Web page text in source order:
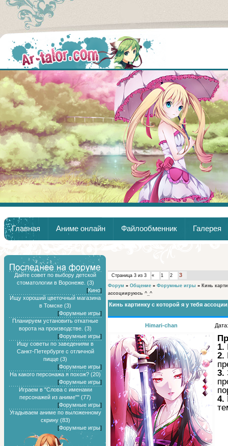
Главная
Аниме
Главная Аниме онлайн Файлообменник Галерея
Дайте совет по выбору детской
стоматологии в Воронеже. (3)
[Кино]
Ищу хороший цветочный магазина
в Томске (3)
[Форумные игры]
Планируем установить откатные
ворота на производстве. (3)
[Форумные игры]
Ищу советы по заведениям в
Санкт-Петербурге с отличной
пицце (3)
[Форумные игры]
На какого персонажа я похож? (20)
[Форумные игры]
Играем в "Слова с именами
персонажей из аниме"" (77)
[Форумные игры]
Угадываем аниме по выложенному
скрину (83)
[Форумные игры]
Страница 3 из 3 « 1 2 3
Форум » Общение » Форумные игры » Кинь
ассоциируюсь ^_^
Кинь картинку с которой я у тебя
Himari-chan
1.
2.
3.
4.